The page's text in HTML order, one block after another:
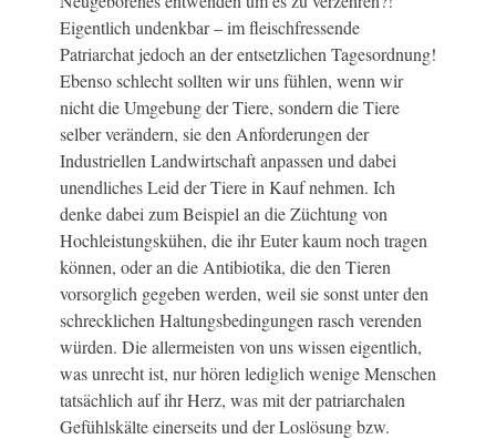
Eigentlich undenkbar – im fleischfressende
Patriarchat jedoch an der entsetzlichen Tagesordnung!
Ebenso schlecht sollten wir uns fühlen, wenn wir
nicht die Umgebung der Tiere, sondern die Tiere
selber verändern, sie den Anforderungen der
Industriellen Landwirtschaft anpassen und dabei
unendliches Leid der Tiere in Kauf nehmen. Ich
denke dabei zum Beispiel an die Züchtung von
Hochleistungskühen, die ihr Euter kaum noch tragen
können, oder an die Antibiotika, die den Tieren
vorsorglich gegeben werden, weil sie sonst unter den
schrecklichen Haltungsbedingungen rasch verenden
würden. Die allermeisten von uns wissen eigentlich,
was unrecht ist, nur hören lediglich wenige Menschen
tatsächlich auf ihr Herz, was mit der patriarchalen
Gefühlskälte einerseits und der Loslösung bzw.